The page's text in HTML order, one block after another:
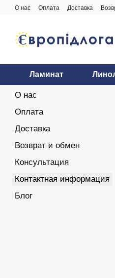
Перейти к основному контенту
О нас Оплата Доставка
Ламинат
О нас
Оплата
Доставка
Возврат и обмен
Консультация
Контактная информация
Блог